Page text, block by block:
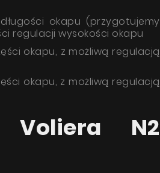
okapu (przygotujemy
regulacji wysokości okapu
okapu, z możliwą regulacją
okapu, z możliwą regulacją
Voliera N2